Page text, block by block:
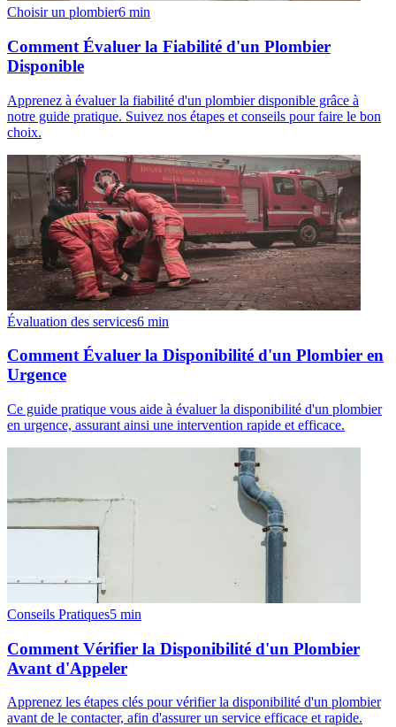
Choisir un plombier6 min
Comment Évaluer la Fiabilité d'un Plombier
Disponible
Apprenez à évaluer la fiabilité d'un plombier disponible grâce à
notre guide pratique. Suivez nos étapes et conseils pour faire le bon
choix.
Évaluation des services6 min
Comment Évaluer la Disponibilité d'un Plombier en
Urgence
Ce guide pratique vous aide à évaluer la disponibilité d'un plombier
en urgence, assurant ainsi une intervention rapide et efficace.
Conseils Pratiques5 min
Comment Vérifier la Disponibilité d'un Plombier
Avant d'Appeler
Apprenez les étapes clés pour vérifier la disponibilité d'un plombier
avant de le contacter, afin d'assurer un service efficace et rapide.